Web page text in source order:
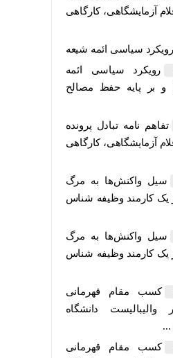
کارگاهی
سیاسی ائمه شیعه
سیاسی ائمه
پایه حفظ مصالح
تبادل پرونده‌
کارگاهی
به مرگ
وظیفه شناس
به مرگ
وظیفه شناس
مقام قهرمانی
دانشگاه
مقام قهرمانی